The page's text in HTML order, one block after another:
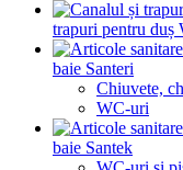
trapuri pentru duș
baie Santeri
Chiuvete,
WC-uri
baie Santek